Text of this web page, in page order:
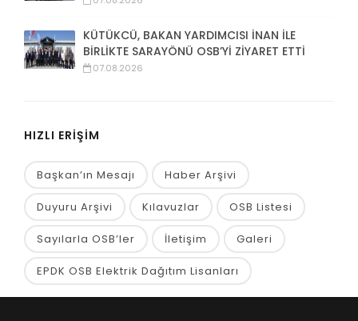
KÜTÜKCÜ, BAKAN YARDIMCISI İNAN İLE
BİRLİKTE SARAYÖNÜ OSB’Yİ ZİYARET ETTİ
07.08.2026
HIZLI ERİŞİM
Başkan’ın Mesajı Haber Arşivi
Duyuru Arşivi Kılavuzlar OSB Listesi
Sayılarla OSB’ler İletişim Galeri
EPDK OSB Elektrik Dağıtım Lisanları